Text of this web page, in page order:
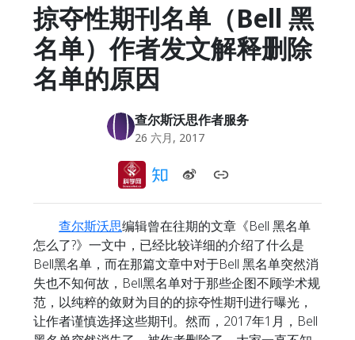
掠夺性期刊名单（Bell 黑
名单）作者发文解释删除
名单的原因
查尔斯沃思作者服务
26 六月, 2017
查尔斯沃思编辑曾在往期的文章《Bell 黑名单
怎么了?》一文中，已经比较详细的介绍了什么是
Bell黑名单，而在那篇文章中对于Bell 黑名单突然消
失也不知何故，Bell黑名单对于那些企图不顾学术规
范，以纯粹的敛财为目的的掠夺性期刊进行曝光，
让作者谨慎选择这些期刊。然而，2017年1月，Bell